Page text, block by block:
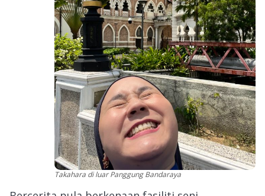
Takahara di luar Panggung Bandaraya